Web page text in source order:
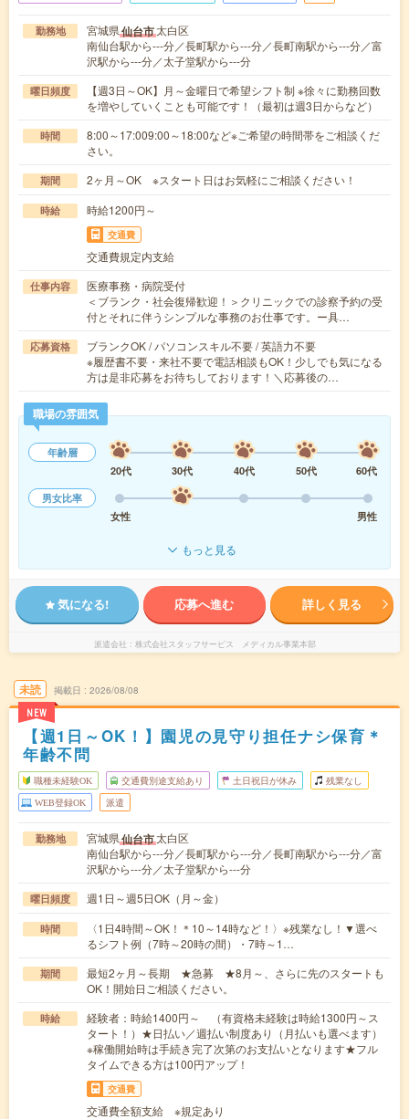
勤務地 宮城県仙台市太白区
南仙台駅から---分／長町駅から---分／長町南駅から---分／富
沢駅から---分／太子堂駅から---分
曜日頻度
【週3日～OK】月～金曜日で希望シフト制 ※徐々に勤務回数
を増やしていくことも可能です！（最初は週3日からなど）
時間
8:00～17:009:00～18:00など※ご希望の時間帯をご相談くだ
さい。
期間 2ヶ月～OK ※スタート日はお気軽にご相談ください！
時給 時給1200円～
交通費
交通費規定内支給
仕事内容
医療事務・病院受付
＜ブランク・社会復帰歓迎！＞クリニックでの診察予約の受
付とそれに伴うシンプルな事務のお仕事です。ー具…
応募資格
ブランクOK / パソコンスキル不要 / 英語力不要
※履歴書不要・来社不要で電話相談もOK！少しでも気になる
方は是非応募をお待ちしております！＼応募後の…
職場の雰囲気
年齢層
20代
30代 40代 50代
60代
男女比率
女性
男性
もっと見る
気になる! 応募へ進む 詳しく見る
派遣会社 株式会社スタッフサービス メディカル事業本部
未読
NEW
掲載日 2026/08/08
【週1日～OK！】園児の見守り担任ナシ保育＊
年齢不問
職種未経験OK 交通費別途支給あり 土日祝日が休み 残業なし
WEB登録OK 派遣
勤務地 宮城県仙台市太白区
南仙台駅から---分／長町駅から---分／長町南駅から---分／富
沢駅から---分／太子堂駅から---分
曜日頻度 週1日～週5日OK（月～金）
時間
〈1日4時間～OK！＊10～14時など！〉※残業なし！▼選べ
るシフト例（7時～20時の間）・7時～1…
期間
最短2ヶ月～長期 ★急募 ★8月～、さらに先のスタートも
OK！開始日ご相談ください。
時給
経験者：時給1400円～ （有資格未経験は時給1300円～ス
タート！）★日払い／週払い制度あり（月払いも選べます）
※稼働開始時は手続き完了次第のお支払いとなります★フル
タイムできる方は100円アップ！
交通費
交通費全額支給 ※規定あり